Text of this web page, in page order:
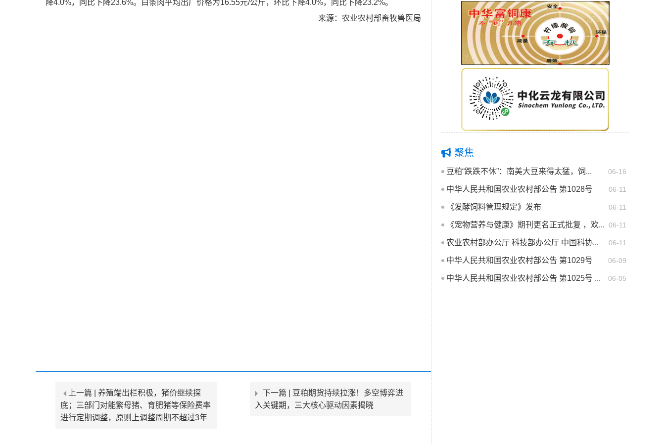
降4.0%，同比下降23.6%。白条肉平均出厂价格为16.55元/公斤，环比下降4.0%，同比下降23.2%。
来源：农业农村部畜牧兽医局
上一篇 | 养殖端出栏积极，猪价继续探
底；三部门对能繁母猪、育肥猪等保险费率
进行定期调整，原则上调整周期不超过3年
下一篇 |
豆粕期货持续拉涨！多空博弈进
入关键期，三大核心驱动因素揭晓
聚焦
06-16
豆粕“跌跌不休”：南美大豆来得太猛，饲...
06-11
中华人民共和国农业农村部公告 第1028号
06-11
《发酵饲料管理规定》发布
06-11
《宠物营养与健康》期刊更名正式批复 ，欢...
06-11
农业农村部办公厅 科技部办公厅 中国科协...
06-09
中华人民共和国农业农村部公告 第1029号
06-05
中华人民共和国农业农村部公告 第1025号 ...